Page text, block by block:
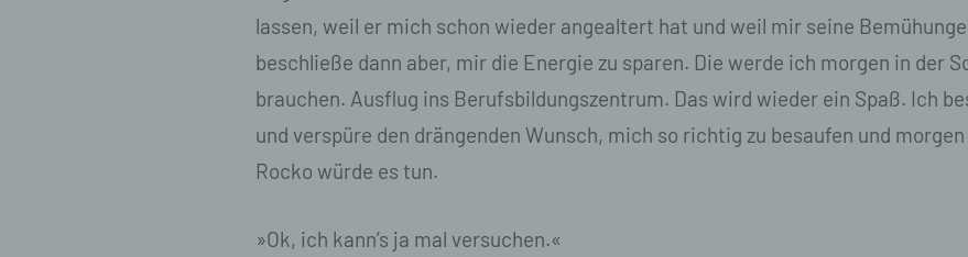
lassen, weil er mich schon wieder angealtert hat und weil mir seine
beschließe dann aber, mir die Energie zu sparen. Die werde ich morgen in der
brauchen. Ausflug ins Berufsbildungszentrum. Das wird wieder ein Spaß. Ich
und verspüre den drängenden Wunsch, mich so richtig zu besaufen und
Rocko würde es tun.
»Ok, ich kann’s ja mal versuchen.«
personenbezogenen Daten verwendet werden, um bestimmte
persönliche Aspekte, die sich auf eine natürliche Person
bewerten, insbesondere, um Aspekte bezüglich Arbeitsleistung,
Zuverlässigkeit, Verhalten, Aufenthaltsort oder Ortswechsel
natürlichen Person zu analysieren oder vorherzusagen.
einer Weise, auf welche die personenbezogenen Daten ohne